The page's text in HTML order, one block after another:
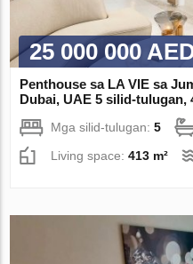
25 000 000
Penthouse sa LA VIE sa
Dubai, UAE 5 silid-tulugan,
Mga silid-tulugan:5
Living space:413 m²